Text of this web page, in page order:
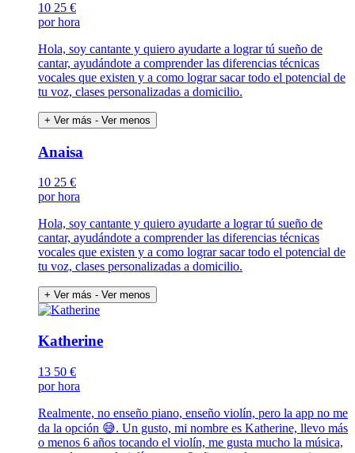
10 25 €
por hora
Hola, soy cantante y quiero ayudarte a lograr tú sueño de
cantar, ayudándote a comprender las diferencias técnicas
vocales que existen y a como lograr sacar todo el potencial de
tu voz, clases personalizadas a domicilio.
+ Ver más - Ver menos
Anaisa
10 25 €
por hora
Hola, soy cantante y quiero ayudarte a lograr tú sueño de
cantar, ayudándote a comprender las diferencias técnicas
vocales que existen y a como lograr sacar todo el potencial de
tu voz, clases personalizadas a domicilio.
+ Ver más - Ver menos
Katherine
13 50 €
por hora
Realmente, no enseño piano, enseño violín, pero la app no me
da la opción 😅. Un gusto, mi nombre es Katherine, llevo más
o menos 6 años tocando el violín, me gusta mucho la música,